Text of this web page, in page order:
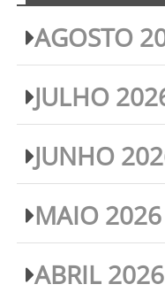
AGOSTO
JULHO
JUNHO
MAIO 2026
ABRIL 2026